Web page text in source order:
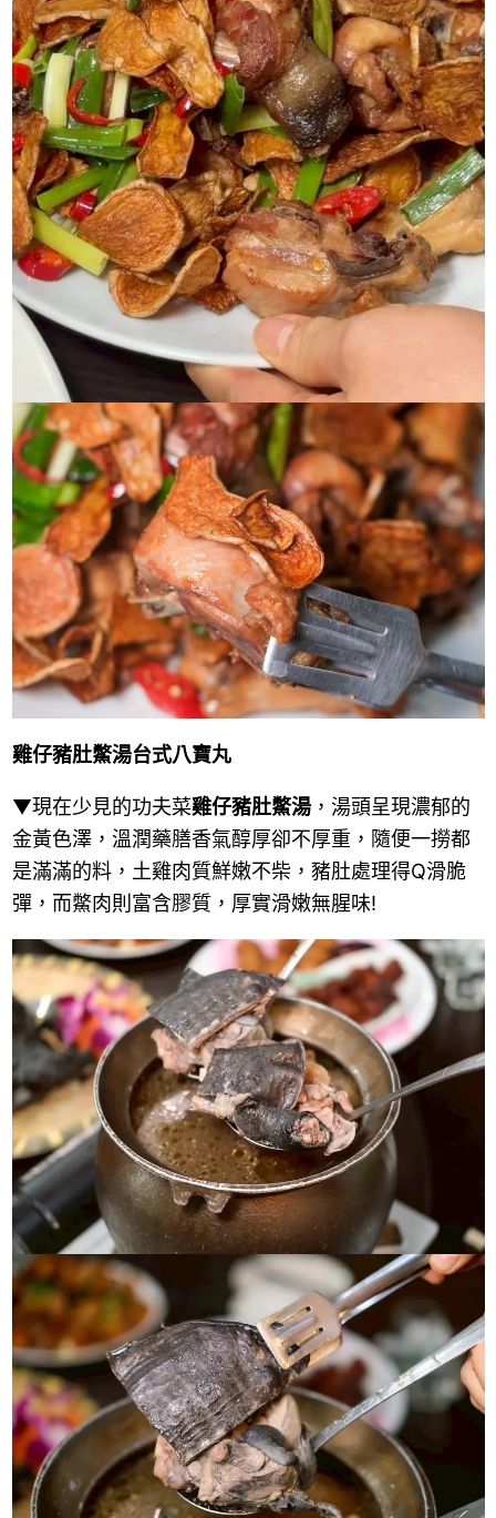
雞仔豬肚鱉湯台式八寶丸
▼現在少見的功夫菜雞仔豬肚鱉湯，湯頭呈現濃郁的
金黃色澤，溫潤藥膳香氣醇厚卻不厚重，隨便一撈都
是滿滿的料，土雞肉質鮮嫩不柴，豬肚處理得Q滑脆
彈，而鱉肉則富含膠質，厚實滑嫩無腥味!